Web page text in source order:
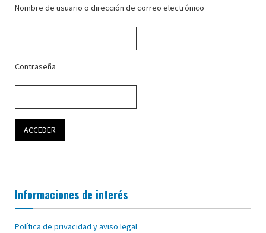
Nombre de usuario o dirección de correo electrónico
Contraseña
Informaciones de interés
Política de privacidad y aviso legal